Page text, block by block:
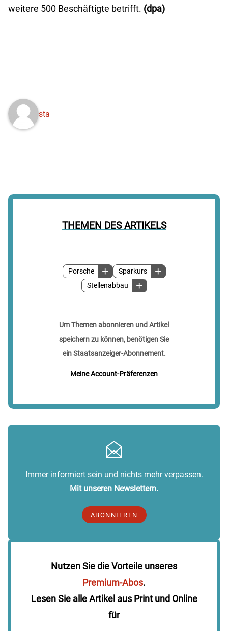
THEMEN DES ARTIKELS
Porsche
Sparkurs
Stellenabbau
Um Themen abonnieren und Artikel
speichern zu können, benötigen Sie
ein Staatsanzeiger-Abonnement.
Meine Account-Präferenzen
weitere 500 Beschäftigte betrifft. (dpa)
sta
Immer informiert sein und nichts mehr verpassen.
Mit unseren Newslettern.
ABONNIEREN
Nutzen Sie die Vorteile unseres
Premium-Abos.
Lesen Sie alle Artikel aus Print und Online
für